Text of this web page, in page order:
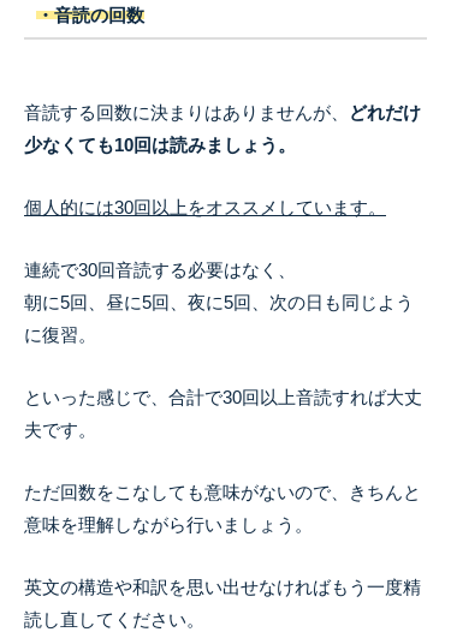
・音読の回数
音読する回数に決まりはありませんが、
どれだけ
少なくても10回は読みましょう。
個人的には30回以上をオススメしています。
連続で30回音読する必要はなく、
朝に5回、昼に5回、夜に5回、次の日も同じよう
に復習。
といった感じで、合計で30回以上音読すれば大丈
夫です。
ただ回数をこなしても意味がないので、きちんと
意味を理解しながら行いましょう。
英文の構造や和訳を思い出せなければもう一度精
読し直してください。